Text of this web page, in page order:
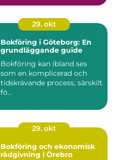
29. okt
Bokföring i Göteborg: En
grundläggande guide
Bokföring kan ibland ses
som en komplicerad och
tidskrävande process, särskilt
fö...
29. okt
Bokföring och ekonomisk
rådgivning i Örebro